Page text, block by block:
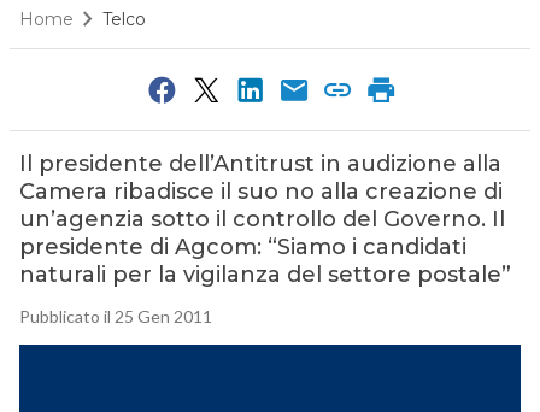
Home Telco
Il presidente dell’Antitrust in audizione alla
Camera ribadisce il suo no alla creazione di
un’agenzia sotto il controllo del Governo. Il
presidente di Agcom: “Siamo i candidati
naturali per la vigilanza del settore postale”
Pubblicato il 25 Gen 2011